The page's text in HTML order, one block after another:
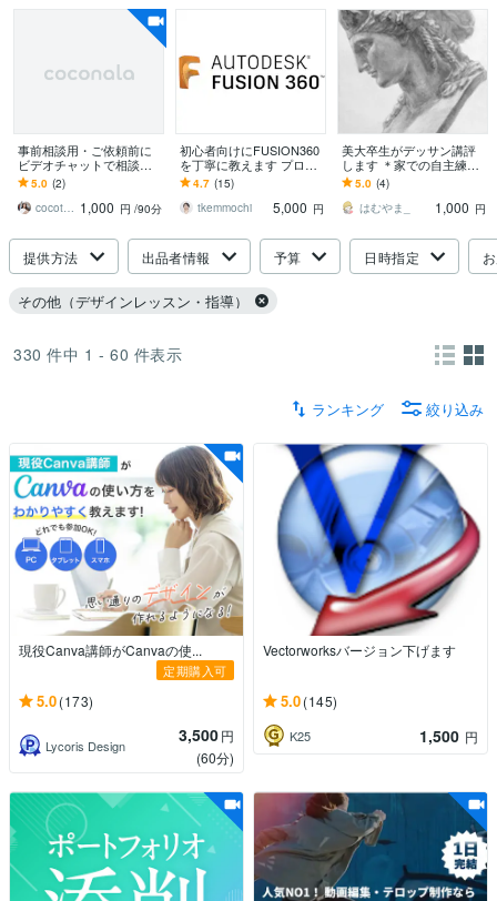
事前相談用・ご依頼前に
ビデオチャットで相談で
きます ご購入前に事前に
お打ち合わせいたしま
す。
5.0 (2)
cocotte design 1,000 円 /90分
初心者向けにFUSION360
を丁寧に教えます プロダ
クトデザイナー向けに教
えます/オンラインレッス
ン
4.7 (15)
tkemmochi
5,000 円
美大卒生がデッサン講評
します ＊家での自主練、
予備校に通ってない方に
おすすめ＊
5.0 (4)
はむやま_
1,000 円
提供方法 出品者情報 予算 日時指定
その他（デザインレッスン・指導）
330 件中 1 - 60 件表示
ランキング 絞り込み
現役Canva講師がCanvaの使...
定期購入可
5.0(173)
Lycoris Design 3,500円
(60分)
Vectorworksバージョン下げます
5.0(145)
K25 1,500 円